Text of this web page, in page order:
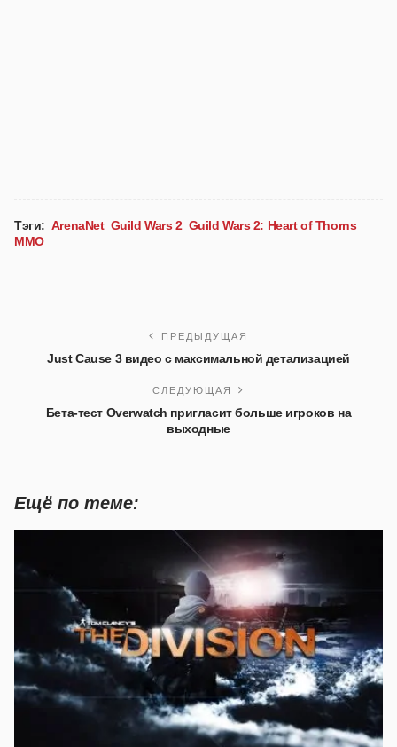
Тэги: ArenaNet Guild Wars 2 Guild Wars 2: Heart of Thorns
MMO
ПРЕДЫДУЩАЯ
Just Cause 3 видео с максимальной детализацией
СЛЕДУЮЩАЯ
Бета-тест Overwatch пригласит больше игроков на
выходные
Ещё по теме: